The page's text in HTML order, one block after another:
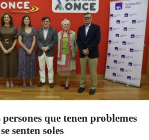
que tenen problemes
senten soles